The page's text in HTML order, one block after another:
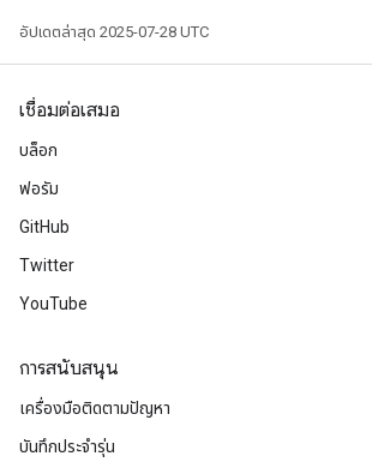
อัปเดตล่าสุด 2025-07-28 UTC
เชื่อมต่อเสมอ
บล็อก
ฟอรัม
GitHub
Twitter
YouTube
การสนับสนุน
เครื่องมือติดตามปัญหา
บันทึกประจำรุ่น